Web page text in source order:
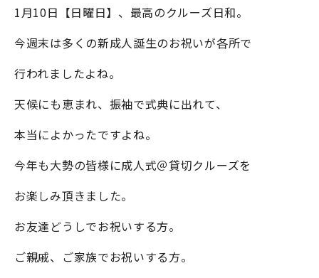
1月10日【日曜日】、最高のクルーズ日和。
今週末は多くの新成人誕生のお祝いが各所で
行われましたよね。
天候にも恵まれ、振袖で式典に出れて、
本当によかったですよね。
今年も大勢の皆様に成人式＠貸切クルーズを
お楽しみ頂きました。
お友達どうしでお祝いする方。
ご親戚、ご家族でお祝いする方。